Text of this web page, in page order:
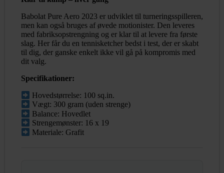
Babolat Pure Aero 2023 er udviklet til turneringsspilleren,
men kan også bruges af øvede motionister. Den leveres
med fabriksopstrengning og er klar til at levere fra første
slag. Her får du en tennisketcher bedst i test, der er skabt
til dig, der ganske enkelt ikke vil gå på kompromis med
dit valg.
Specifikationer:
Hovedstørrelse: 100 sq.in.
Vægt: 300 gram (uden strenge)
Balance: Hovedlet
Strengemønster: 16 x 19
Materiale: Grafit